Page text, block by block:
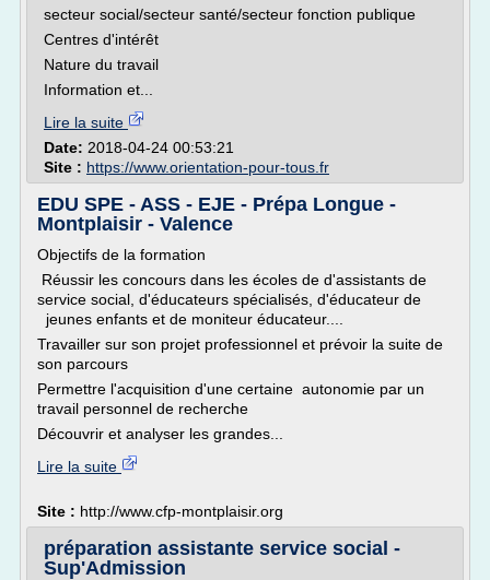
secteur social/secteur santé/secteur fonction publique
Centres d'intérêt
Nature du travail
Information et...
Lire la suite
Date: 2018-04-24 00:53:21
Site : https://www.orientation-pour-tous.fr
EDU SPE - ASS - EJE - Prépa Longue -
Montplaisir - Valence
Objectifs de la formation
Réussir les concours dans les écoles de d'assistants de
service social, d'éducateurs spécialisés, d'éducateur de
jeunes enfants et de moniteur éducateur....
Travailler sur son projet professionnel et prévoir la suite de
son parcours
Permettre l'acquisition d'une certaine autonomie par un
travail personnel de recherche
Découvrir et analyser les grandes...
Lire la suite
Site : http://www.cfp-montplaisir.org
préparation assistante service social -
Sup'Admission